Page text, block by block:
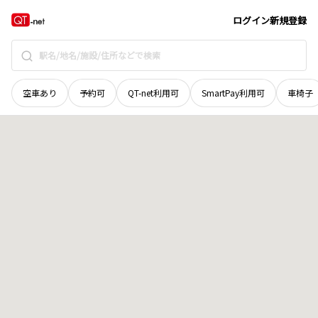
ログイン新規登録
空車あり 予約可 QT-net利用可 SmartPay利用可 車椅子
島根県